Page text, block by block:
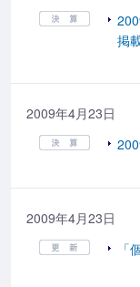
掲
2009年4月23日
2009年4月23日
「